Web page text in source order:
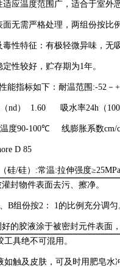
适应温度范围广，适合于室外
面无需严格处理，两组份按比
毒性特征：有极轻微异味，无
定性较好，贮存期为1年。
能指标如下：耐温范围 :-52－ +
nd） 1.60 吸水率24h（ 100
度90-100℃ 线膨胀系数cm/
D 85
硅/硅） :常温:拉伸强度
封物件表面去污、擦净。
B组份按2： 1的比例充分调匀
的胶液涂于被密封元件表面
工具绝不可混用。
如触及皮肤，可及时用肥皂水